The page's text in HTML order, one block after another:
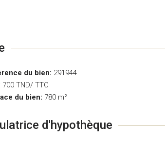
du bien: 291944
700 TND/ TTC
du bien: 780 m²
d'hypothèque